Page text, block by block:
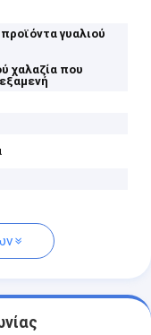
γυαλιού
χαλαζία που